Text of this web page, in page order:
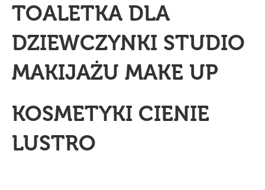
TOALETKA DLA
DZIEWCZYNKI STUDIO
MAKIJAŻU MAKE UP
KOSMETYKI CIENIE
LUSTRO